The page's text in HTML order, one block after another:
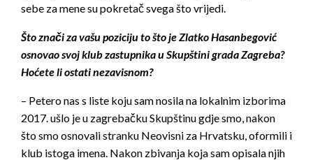
sebe za mene su pokretač svega što vrijedi.
Što znači za vašu poziciju to što je Zlatko Hasanbegović
osnovao svoj klub zastupnika u Skupštini grada Zagreba?
Hoćete li ostati nezavisnom?
– Petero nas s liste koju sam nosila na lokalnim izborima
2017. ušlo je u zagrebačku Skupštinu gdje smo, nakon
što smo osnovali stranku Neovisni za Hrvatsku, oformili i
klub istoga imena. Nakon zbivanja koja sam opisala njih